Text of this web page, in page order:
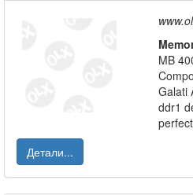
MB
Galati
ddr1
Детали...